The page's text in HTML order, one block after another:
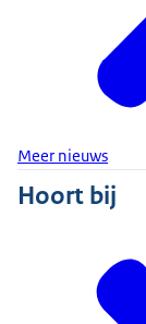
Meer nieuws
Hoort bij